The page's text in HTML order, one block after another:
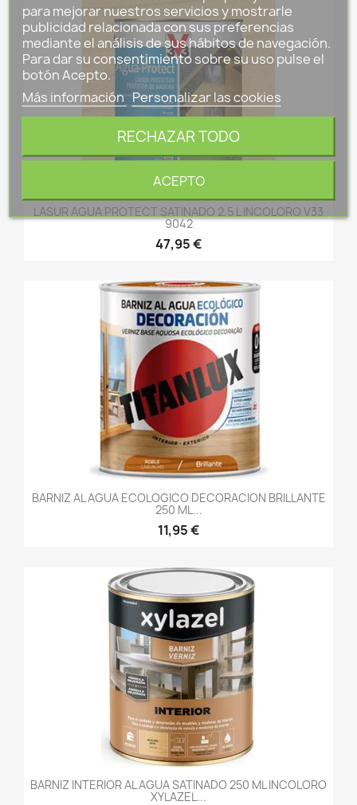
LASUR AGUA PROTECT SATINADO 2,5 L INCOLORO V33
9042
47,95 €
BARNIZ AL AGUA ECOLOGICO DECORACION BRILLANTE
250 ML...
11,95 €
BARNIZ INTERIOR AL AGUA SATINADO 250 ML INCOLORO
XYLAZEL...
para mejorar nuestros servicios y mostrarle
publicidad relacionada con sus preferencias
mediante el análisis de sus hábitos de navegación.
Para dar su consentimiento sobre su uso pulse el
botón Acepto.
Más información Personalizar las cookies
RECHAZAR TODO
ACEPTO